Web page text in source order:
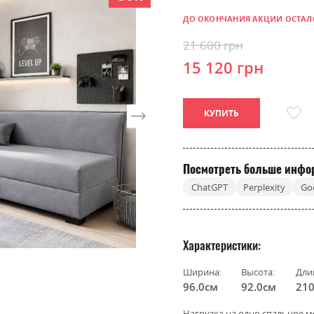
ДО ОКОНЧАНИЯ АКЦИИ
15 120 грн
21 600 грн
КУПИТЬ
Посмотреть больше
ChatGPT Perplexity
Характеристики
Ширина:
96.0см
Высота:
92.0см